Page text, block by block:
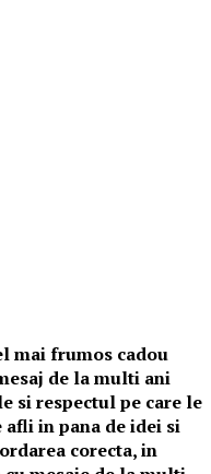
mai frumos cadou
de la multi ani
si respectul pe care le
afli in pana de idei si
corecta, in